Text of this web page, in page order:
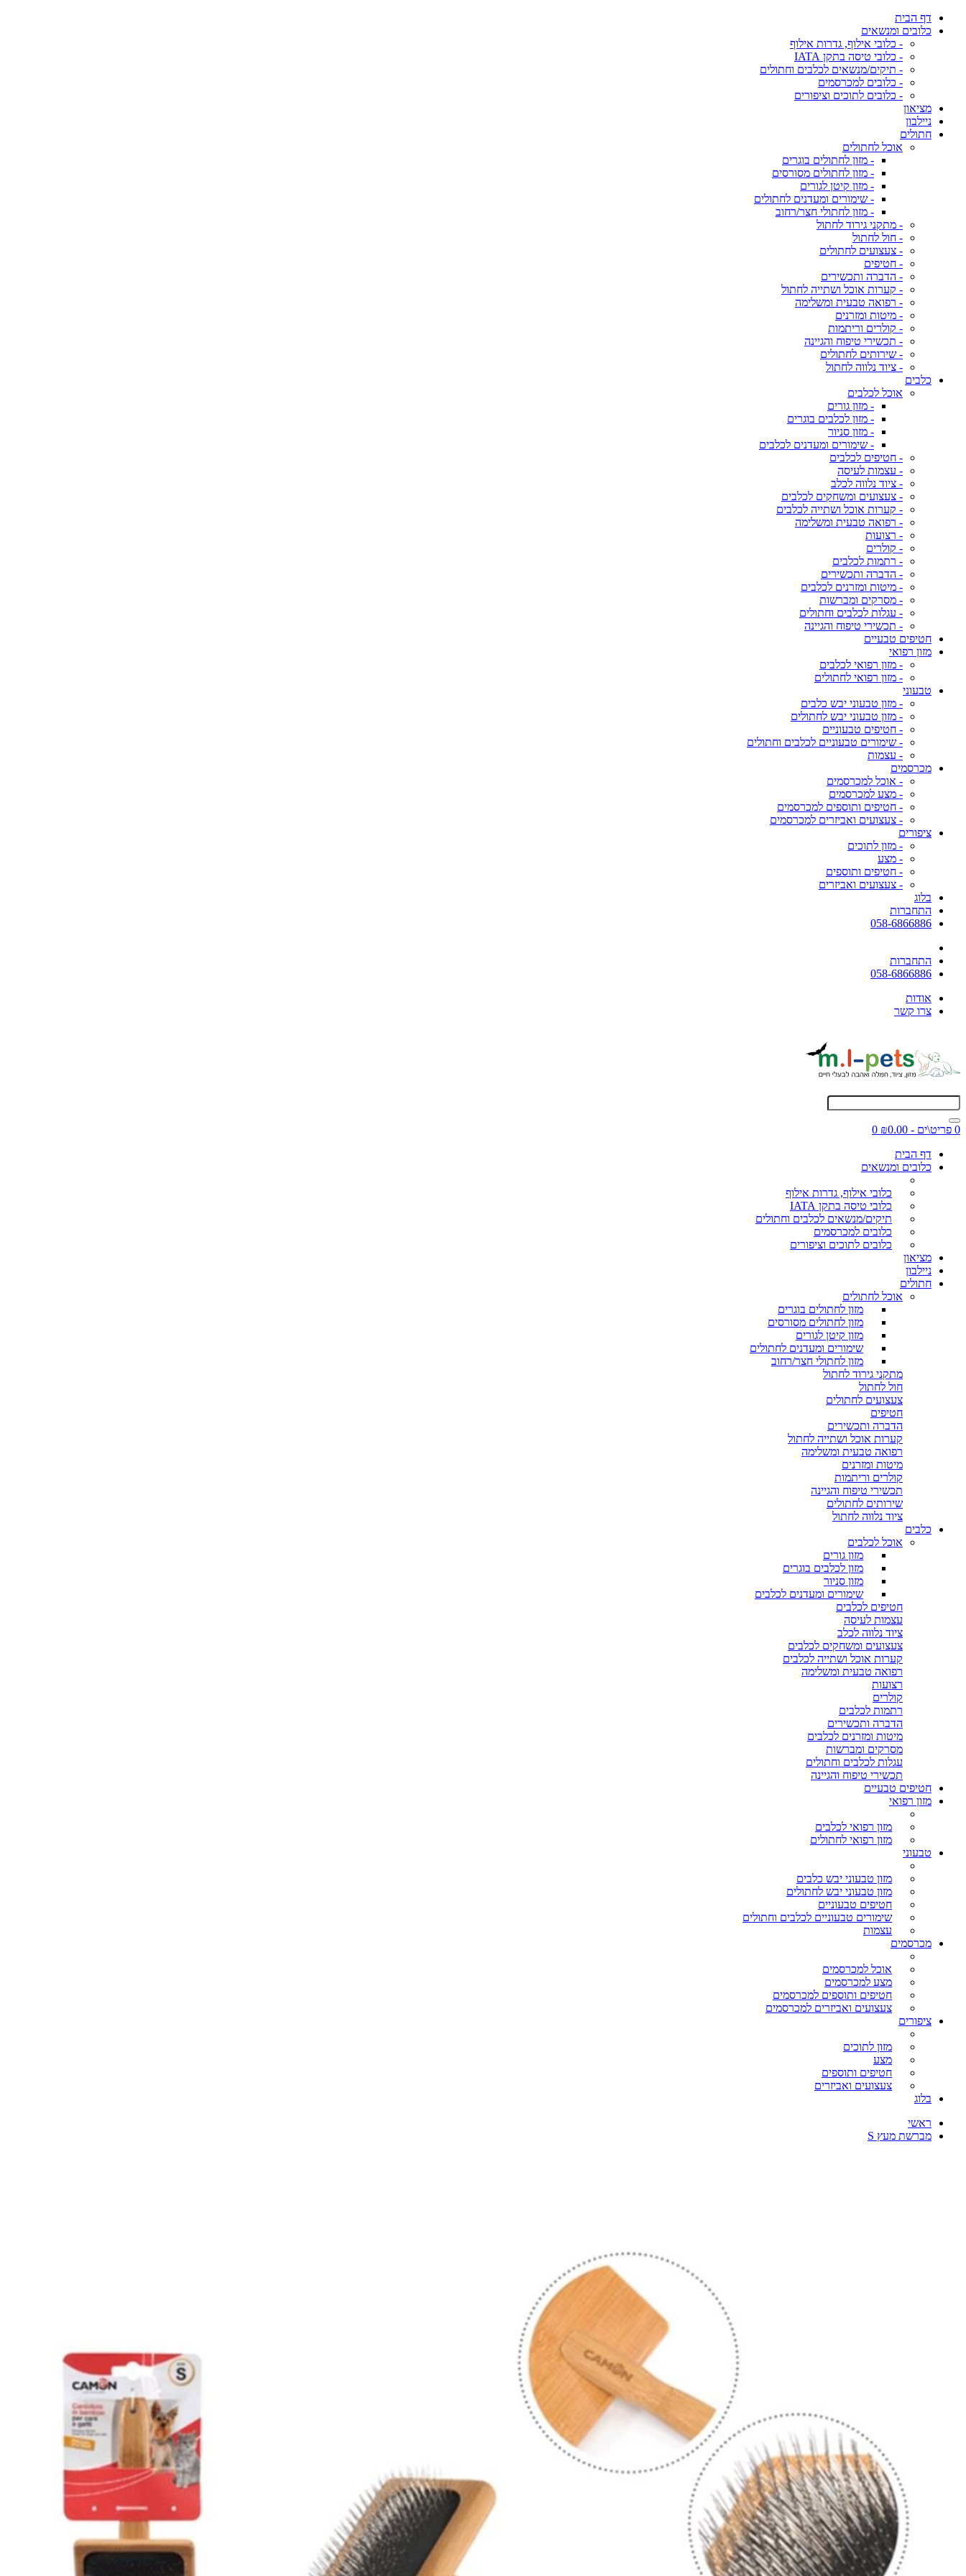
דף הבית
כלובים ומנשאים
- כלובי אילוף, גדרות אילוף
- כלובי טיסה בתקן IATA
- תיקים/מנשאים לכלבים וחתולים
- כלובים למכרסמים
- כלובים לתוכים וציפורים
מציאון
ניילבון
חתולים
אוכל לחתולים
- מזון לחתולים בוגרים
- מזון לחתולים מסורסים
- מזון קיטן לגורים
- שימורים ומעדנים לחתולים
- מזון לחתולי חצר/רחוב
- מתקני גירוד לחתול
- חול לחתול
- צעצועים לחתולים
- חטיפים
- הדברה ותכשירים
- קערות אוכל ושתייה לחתול
- רפואה טבעית ומשלימה
- מיטות ומזרנים
- קולרים וריתמות
- תכשירי טיפוח והגיינה
- שירותים לחתולים
- ציוד נלווה לחתול
כלבים
אוכל לכלבים
- מזון גורים
- מזון לכלבים בוגרים
- מזון סניור
- שימורים ומעדנים לכלבים
- חטיפים לכלבים
- עצמות לעיסה
- ציוד נלווה לכלב
- צעצועים ומשחקים לכלבים
- קערות אוכל ושתייה לכלבים
- רפואה טבעית ומשלימה
- רצועות
- קולרים
- רתמות לכלבים
- הדברה ותכשירים
- מיטות ומזרנים לכלבים
- מסרקים ומברשות
- עגלות לכלבים וחתולים
- תכשירי טיפוח והגיינה
חטיפים טבעיים
מזון רפואי
- מזון רפואי לכלבים
- מזון רפואי לחתולים
טבעוני
- מזון טבעוני יבש כלבים
- מזון טבעוני יבש לחתולים
- חטיפים טבעוניים
- שימורים טבעוניים לכלבים וחתולים
- עצמות
מכרסמים
- אוכל למכרסמים
- מצע למכרסמים
- חטיפים ותוספים למכרסמים
- צעצועים ואביזרים למכרסמים
ציפורים
- מזון לתוכים
- מצע
- חטיפים ותוספים
- צעצועים ואביזרים
בלוג
התחברות
058-6866886
התחברות
058-6866886
אודות
צרו קשר
0 פריט\ים - ₪0.00
0
דף הבית
כלובים ומנשאים
כלובי אילוף, גדרות אילוף
כלובי טיסה בתקן IATA
תיקים/מנשאים לכלבים וחתולים
כלובים למכרסמים
כלובים לתוכים וציפורים
מציאון
ניילבון
חתולים
אוכל לחתולים
מזון לחתולים בוגרים
מזון לחתולים מסורסים
מזון קיטן לגורים
שימורים ומעדנים לחתולים
מזון לחתולי חצר/רחוב
מתקני גירוד לחתול
חול לחתול
צעצועים לחתולים
חטיפים
הדברה ותכשירים
קערות אוכל ושתייה לחתול
רפואה טבעית ומשלימה
מיטות ומזרנים
קולרים וריתמות
תכשירי טיפוח והגיינה
שירותים לחתולים
ציוד נלווה לחתול
כלבים
אוכל לכלבים
מזון גורים
מזון לכלבים בוגרים
מזון סניור
שימורים ומעדנים לכלבים
חטיפים לכלבים
עצמות לעיסה
ציוד נלווה לכלב
צעצועים ומשחקים לכלבים
קערות אוכל ושתייה לכלבים
רפואה טבעית ומשלימה
רצועות
קולרים
רתמות לכלבים
הדברה ותכשירים
מיטות ומזרנים לכלבים
מסרקים ומברשות
עגלות לכלבים וחתולים
תכשירי טיפוח והגיינה
חטיפים טבעיים
מזון רפואי
מזון רפואי לכלבים
מזון רפואי לחתולים
טבעוני
מזון טבעוני יבש כלבים
מזון טבעוני יבש לחתולים
חטיפים טבעוניים
שימורים טבעוניים לכלבים וחתולים
עצמות
מכרסמים
אוכל למכרסמים
מצע למכרסמים
חטיפים ותוספים למכרסמים
צעצועים ואביזרים למכרסמים
ציפורים
מזון לתוכים
מצע
חטיפים ותוספים
צעצועים ואביזרים
בלוג
ראשי
מברשת מעץ S